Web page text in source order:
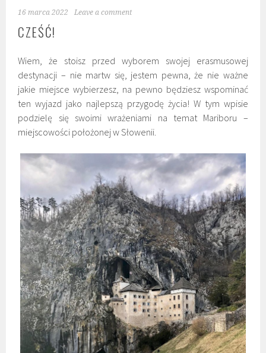
16 marca 2022 Leave a comment
CZEŚĆ!
Wiem, że stoisz przed wyborem swojej erasmusowej
destynacji – nie martw się, jestem pewna, że nie ważne
jakie miejsce wybierzesz, na pewno będziesz wspominać
ten wyjazd jako najlepszą przygodę życia! W tym wpisie
podzielę się swoimi wrażeniami na temat Mariboru –
miejscowości położonej w Słowenii.